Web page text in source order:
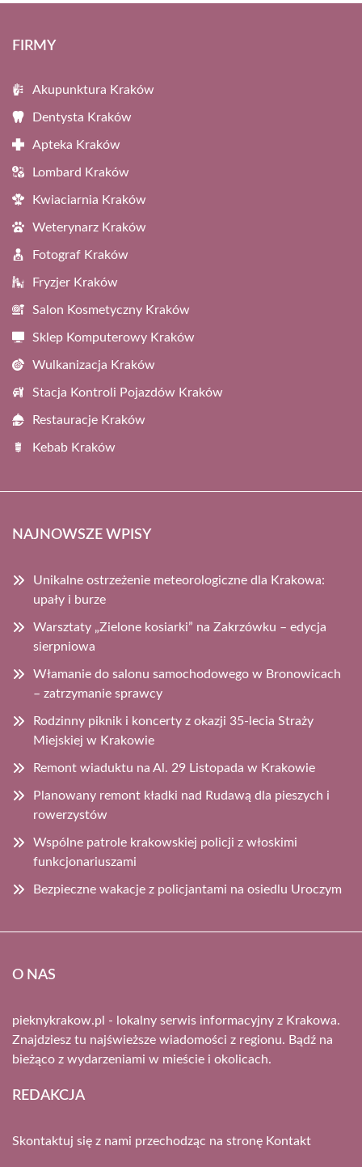
FIRMY
Akupunktura Kraków
Dentysta Kraków
Apteka Kraków
Lombard Kraków
Kwiaciarnia Kraków
Weterynarz Kraków
Fotograf Kraków
Fryzjer Kraków
Salon Kosmetyczny Kraków
Sklep Komputerowy Kraków
Wulkanizacja Kraków
Stacja Kontroli Pojazdów Kraków
Restauracje Kraków
Kebab Kraków
NAJNOWSZE WPISY
Unikalne ostrzeżenie meteorologiczne dla Krakowa:
upały i burze
Warsztaty „Zielone kosiarki” na Zakrzówku – edycja
sierpniowa
Włamanie do salonu samochodowego w Bronowicach
– zatrzymanie sprawcy
Rodzinny piknik i koncerty z okazji 35-lecia Straży
Miejskiej w Krakowie
Remont wiaduktu na Al. 29 Listopada w Krakowie
Planowany remont kładki nad Rudawą dla pieszych i
rowerzystów
Wspólne patrole krakowskiej policji z włoskimi
funkcjonariuszami
Bezpieczne wakacje z policjantami na osiedlu Uroczym
O NAS
pieknykrakow.pl - lokalny serwis informacyjny z Krakowa.
Znajdziesz tu najświeższe wiadomości z regionu. Bądź na
bieżąco z wydarzeniami w mieście i okolicach.
REDAKCJA
Skontaktuj się z nami przechodząc na stronę Kontakt